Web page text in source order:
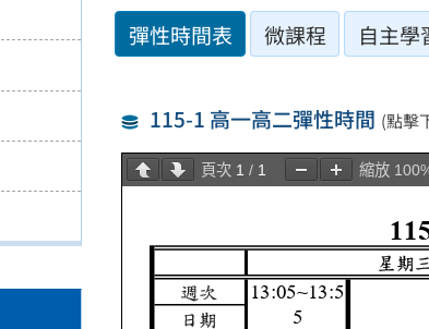
彈性時間表 微課程 自主學
115-1 高一高二彈性時間 (點擊
頁次 1 / 1 縮放